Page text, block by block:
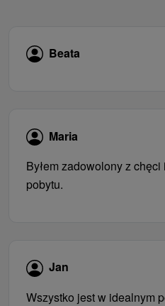
Beata
Maria
Byłem zadowolony z
pobytu.
Jan
Wszystko jest w idealnym